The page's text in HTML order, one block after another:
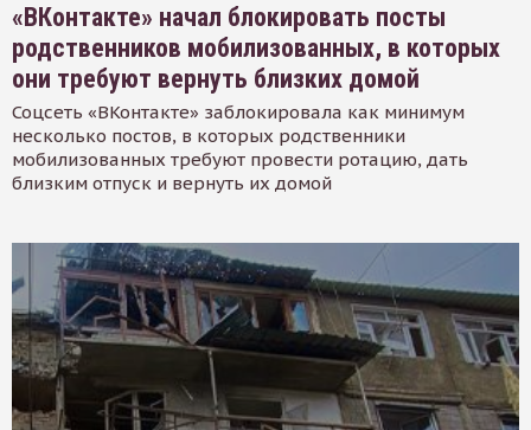
«ВКонтакте» начал блокировать посты
родственников мобилизованных, в которых
они требуют вернуть близких домой
Соцсеть «ВКонтакте» заблокировала как минимум
несколько постов, в которых родственники
мобилизованных требуют провести ротацию, дать
близким отпуск и вернуть их домой